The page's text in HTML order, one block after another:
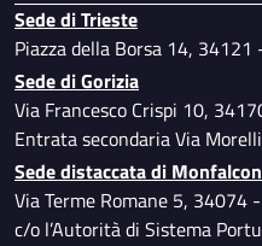
Sede di Trieste
Piazza della Borsa 14, 34121
Sede di Gorizia
Via Francesco Crispi 10,
Entrata secondaria Via
Sede distaccata di
Via Terme Romane 5, 34074
c/o l’Autorità di Sistema